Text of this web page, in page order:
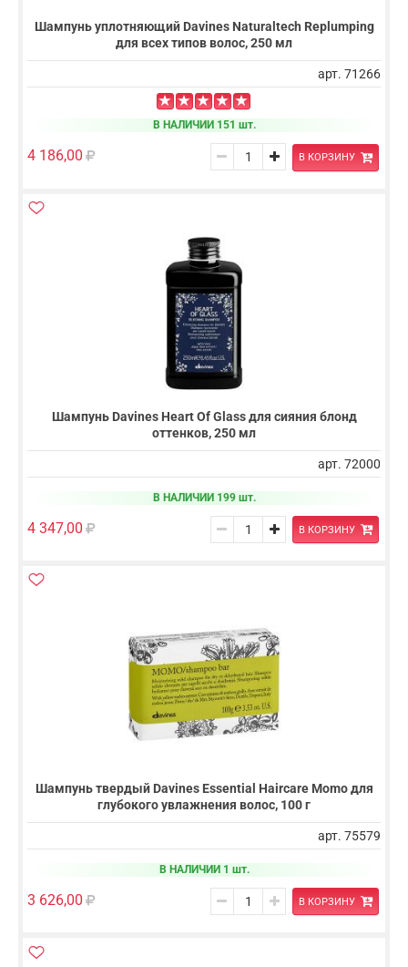
Шампунь уплотняющий Davines Naturaltech Replumping
для всех типов волос, 250 мл
арт. 71266
В НАЛИЧИИ 151 шт.
4 186,00 В КОРЗИНУ
Шампунь Davines Heart Of Glass для сияния блонд
оттенков, 250 мл
арт. 72000
В НАЛИЧИИ 199 шт.
4 347,00 В КОРЗИНУ
Шампунь твердый Davines Essential Haircare Momo для
глубокого увлажнения волос, 100 г
арт. 75579
В НАЛИЧИИ 1 шт.
3 626,00 В КОРЗИНУ